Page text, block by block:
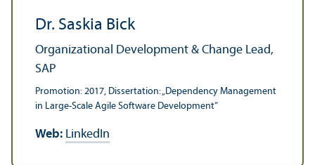
Dr. Saskia Bick
Organizational Development & Change Lead,
SAP
Promotion: 2017, Dissertation: „Dependency Management
in Large-Scale Agile Software Development“
Web: LinkedIn